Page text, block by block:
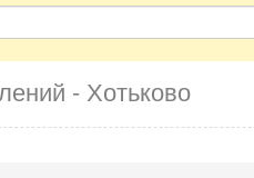
- Хотьково